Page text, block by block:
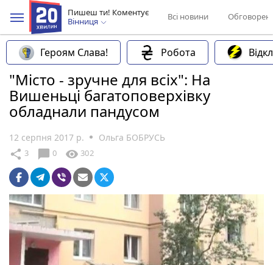
Пишеш ти! Коментує
Вінниця
Всі новини
Героям Слава! Робота
"Місто - зручне для всіх": На
Вишеньці багатоповерхівку
обладнали пандусом
12 серпня 2017 р. Ольга БОБРУСЬ
share 3 chat_bubble 0 visibility 302